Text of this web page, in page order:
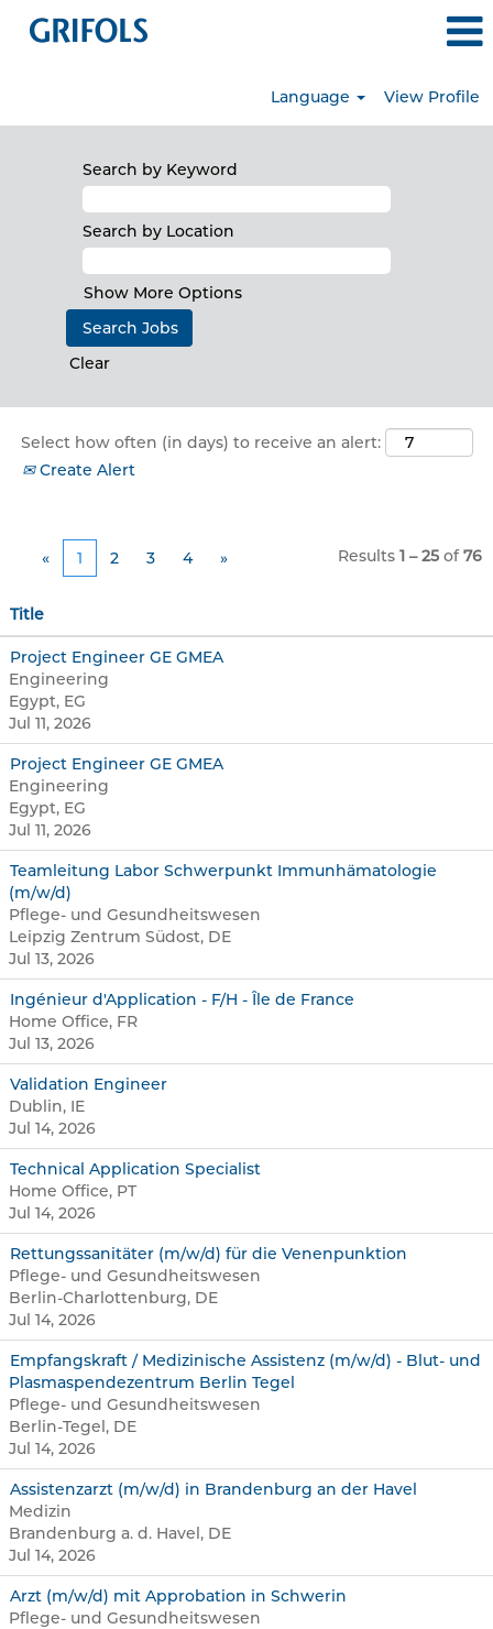
Language View Profile
Search by Keyword
Search by Location
Show More Options
Clear
Select how often (in days) to receive an alert:
Create Alert
Results 1 – 25 of76
« 1 2 3 4 »
Title
Project Engineer GE GMEA
Engineering
Egypt, EG
Jul 11, 2026
Project Engineer GE GMEA
Engineering
Egypt, EG
Jul 11, 2026
Teamleitung Labor Schwerpunkt Immunhämatologie
(m/w/d)
Pflege- und Gesundheitswesen
Leipzig Zentrum Südost, DE
Jul 13, 2026
Ingénieur d'Application - F/H - Île de France
Home Office, FR
Jul 13, 2026
Validation Engineer
Dublin, IE
Jul 14, 2026
Technical Application Specialist
Home Office, PT
Jul 14, 2026
Rettungssanitäter (m/w/d) für die Venenpunktion
Pflege- und Gesundheitswesen
Berlin-Charlottenburg, DE
Jul 14, 2026
Empfangskraft / Medizinische Assistenz (m/w/d) - Blut- und
Plasmaspendezentrum Berlin Tegel
Pflege- und Gesundheitswesen
Berlin-Tegel, DE
Jul 14, 2026
Assistenzarzt (m/w/d) in Brandenburg an der Havel
Medizin
Brandenburg a. d. Havel, DE
Jul 14, 2026
Arzt (m/w/d) mit Approbation in Schwerin
Pflege- und Gesundheitswesen